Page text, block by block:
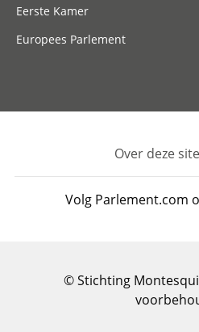
Eerste Kamer
Europees Parlement
Footer
Over deze site
Volg Parlement.com
© Stichting